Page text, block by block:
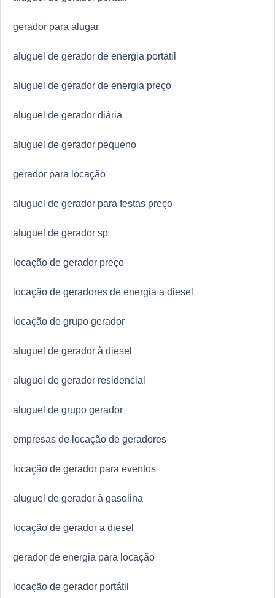
gerador para alugar
aluguel de gerador de energia portátil
aluguel de gerador de energia preço
aluguel de gerador diária
aluguel de gerador pequeno
gerador para locação
aluguel de gerador para festas preço
aluguel de gerador sp
locação de gerador preço
locação de geradores de energia a diesel
locação de grupo gerador
aluguel de gerador à diesel
aluguel de gerador residencial
aluguel de grupo gerador
empresas de locação de geradores
locação de gerador para eventos
aluguel de gerador à gasolina
locação de gerador a diesel
gerador de energia para locação
locação de gerador portátil